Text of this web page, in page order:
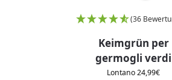
(36
Keimgrün per
germogli verdi
Lontano24,99€